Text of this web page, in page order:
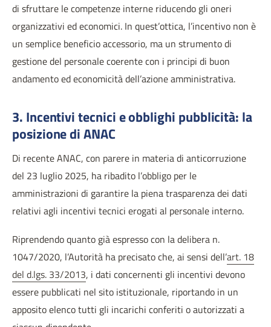
di sfruttare le competenze interne riducendo gli oneri
organizzativi ed economici. In quest’ottica, l’incentivo non è
un semplice beneficio accessorio, ma un strumento di
gestione del personale coerente con i principi di buon
andamento ed economicità dell’azione amministrativa.
3. Incentivi tecnici e obblighi pubblicità: la
posizione di ANAC
Di recente ANAC, con parere in materia di anticorruzione
del 23 luglio 2025, ha ribadito l’obbligo per le
amministrazioni di garantire la piena trasparenza dei dati
relativi agli incentivi tecnici erogati al personale interno.
Riprendendo quanto già espresso con la delibera n.
1047/2020, l’Autorità ha precisato che, ai sensi dell’art. 18
del d.lgs. 33/2013, i dati concernenti gli incentivi devono
essere pubblicati nel sito istituzionale, riportando in un
apposito elenco tutti gli incarichi conferiti o autorizzati a